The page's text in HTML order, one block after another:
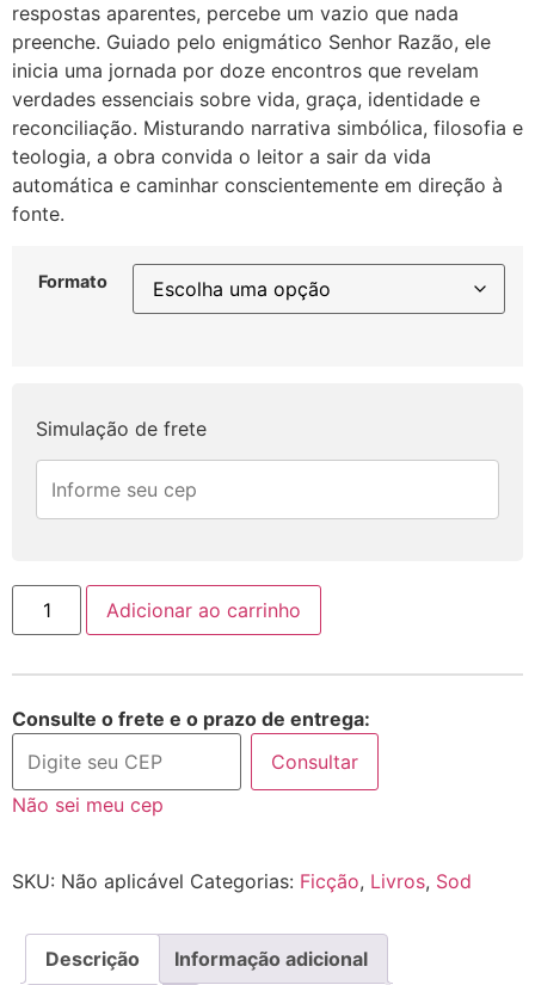
respostas aparentes, percebe um vazio que nada
preenche. Guiado pelo enigmático Senhor Razão, ele
inicia uma jornada por doze encontros que revelam
verdades essenciais sobre vida, graça, identidade e
reconciliação. Misturando narrativa simbólica, filosofia e
teologia, a obra convida o leitor a sair da vida
automática e caminhar conscientemente em direção à
fonte.
Formato
Simulação de frete
Adicionar ao carrinho
Consulte o frete e o prazo de entrega:
Consultar
Não sei meu cep
SKU: Não aplicável Categorias: Ficção, Livros, Sod
Descrição Informação adicional